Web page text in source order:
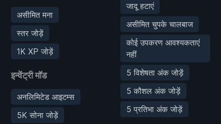
असीमित मना
स्तर जोड़ें
1K XP जोड़ें
इन्वेंट्री मॉड
अनलिमिटेड आइटम्स
5K सोना जोड़ें
जादू हटाएं
असीमित चुपके चालबाज
कोई उपकरण आवश्यकताएं
नहीं
5 विशेषता अंक जोड़ें
5 कौशल अंक जोड़ें
5 प्रतिभा अंक जोड़ें